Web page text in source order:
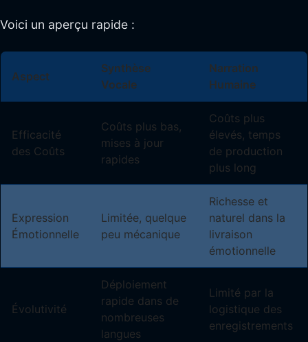
Voici un aperçu rapide :
Aspect
Synthèse
Vocale
Narration
Humaine
Efficacité
des Coûts
Coûts plus bas,
mises à jour
rapides
Coûts plus
élevés, temps
de production
plus long
Expression
Émotionnelle
Limitée, quelque
peu mécanique
Richesse et
naturel dans la
livraison
émotionnelle
Évolutivité
Déploiement
rapide dans de
nombreuses
langues
Limité par la
logistique des
enregistrements